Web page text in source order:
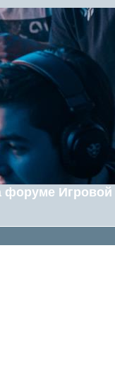
форуме